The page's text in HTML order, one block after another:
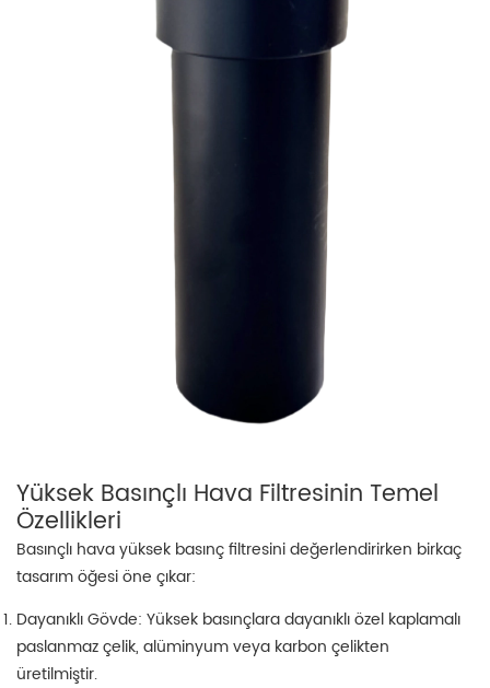
Yüksek Basınçlı Hava Filtresinin Temel
Özellikleri
Basınçlı hava yüksek basınç filtresini değerlendirirken birkaç
tasarım öğesi öne çıkar:
Dayanıklı Gövde: Yüksek basınçlara dayanıklı özel kaplamalı
paslanmaz çelik, alüminyum veya karbon çelikten
üretilmiştir.